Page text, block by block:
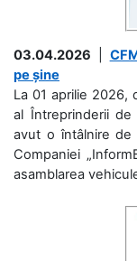
03.04.2026
pe șine
La 01 aprilie 2026,
al Întreprinderii de
avut o întâlnire de
Companiei
asamblarea